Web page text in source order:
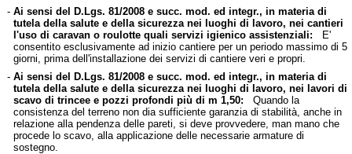
- Ai sensi del D.Lgs. 81/2008 e succ. mod. ed integr., in materia di
tutela della salute e della sicurezza nei luoghi di lavoro, nei cantieri
l'uso di caravan o roulotte quali servizi igienico assistenziali: E'
consentito esclusivamente ad inizio cantiere per un periodo massimo di 5
giorni, prima dell'installazione dei servizi di cantiere veri e propri.
- Ai sensi del D.Lgs. 81/2008 e succ. mod. ed integr., in materia di
tutela della salute e della sicurezza nei luoghi di lavoro, nei lavori di
scavo di trincee e pozzi profondi più di m 1,50: Quando la
consistenza del terreno non dia sufficiente garanzia di stabilità, anche in
relazione alla pendenza delle pareti, si deve provvedere, man mano che
procede lo scavo, alla applicazione delle necessarie armature di
sostegno.